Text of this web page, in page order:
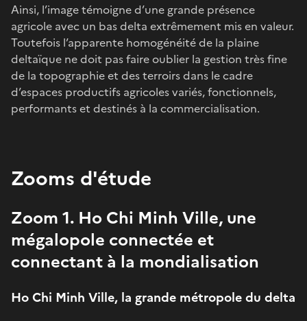
Ainsi, l’image témoigne d’une grande présence
agricole avec un bas delta extrêmement mis en valeur.
Toutefois l’apparente homogénéité de la plaine
deltaïque ne doit pas faire oublier la gestion très fine
de la topographie et des terroirs dans le cadre
d’espaces productifs agricoles variés, fonctionnels,
performants et destinés à la commercialisation.
Zooms d'étude
Zoom 1. Ho Chi Minh Ville, une
mégalopole connectée et
connectant à la mondialisation
Ho Chi Minh Ville, la grande métropole du delta